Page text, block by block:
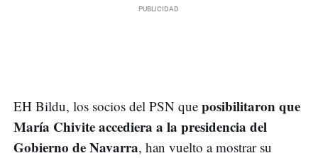
EH Bildu, los socios del PSN que posibilitaron que
María Chivite accediera a la presidencia del
Gobierno de Navarra, han vuelto a mostrar su